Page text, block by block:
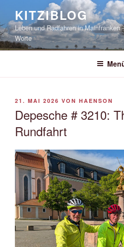
springen
KITZIBLOG
Leben und Radfahren in Mainfranken
Worte
VERÖFFENTLICHT
21. MAI 2026 VON HAENSON
Depesche # 3210:
Rundfahrt